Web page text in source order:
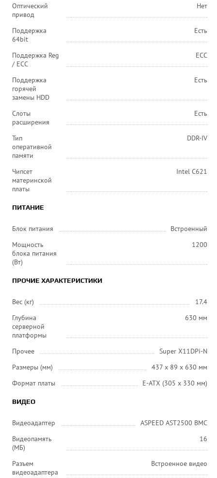
Оптический
привод
Нет
Поддержка
64bit
Есть
Поддержка Reg
/ ECC
ECC
Поддержка
горячей
замены HDD
Есть
Слоты
расширения
Есть
Тип
оперативной
памяти
DDR-IV
Чипсет
материнской
платы
Intel C621
ПИТАНИЕ
Блок питания
Встроенный
Мощность
блока питания
(Вт)
1200
ПРОЧИЕ ХАРАКТЕРИСТИКИ
Вес (кг)
17.4
Глубина
серверной
платформы
630 мм
Прочее
Super X11DPi-N
Размеры (мм)
437 x 89 x 630 мм
Формат платы
E-ATX (305 x 330 мм)
ВИДЕО
Видеоадаптер
ASPEED AST2500 BMC
Видеопамять
(МБ)
16
Разъем
видеоадаптера
Встроенное видео